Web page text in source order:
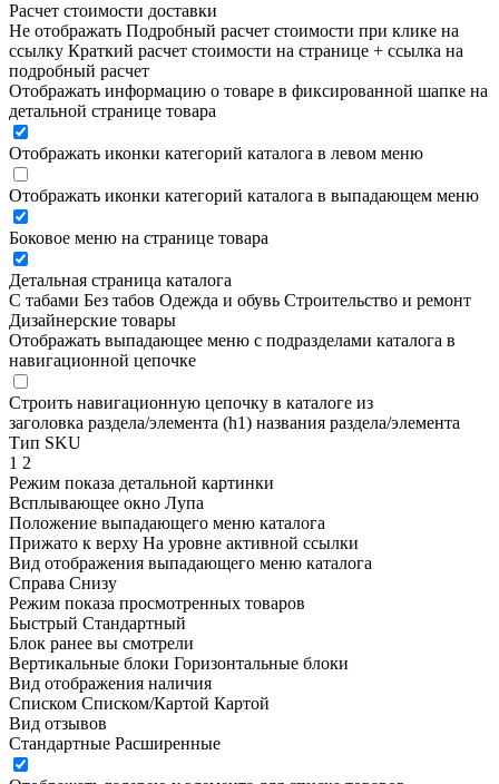
Расчет стоимости доставки
Не отображать Подробный расчет стоимости при клике на
ссылку Краткий расчет стоимости на странице + ссылка на
подробный расчет
Отображать информацию о товаре в фиксированной шапке на
детальной странице товара
Отображать иконки категорий каталога в левом меню
Отображать иконки категорий каталога в выпадающем меню
Боковое меню на странице товара
Детальная страница каталога
С табами Без табов Одежда и обувь Строительство и ремонт
Дизайнерские товары
Отображать выпадающее меню с подразделами каталога в
навигационной цепочке
Строить навигационную цепочку в каталоге из
заголовка раздела/элемента (h1) названия раздела/элемента
Тип SKU
1 2
Режим показа детальной картинки
Всплывающее окно Лупа
Положение выпадающего меню каталога
Прижато к верху На уровне активной ссылки
Вид отображения выпадающего меню каталога
Справа Снизу
Режим показа просмотренных товаров
Быстрый Стандартный
Блок ранее вы смотрели
Вертикальные блоки Горизонтальные блоки
Вид отображения наличия
Списком Списком/Картой Картой
Вид отзывов
Стандартные Расширенные